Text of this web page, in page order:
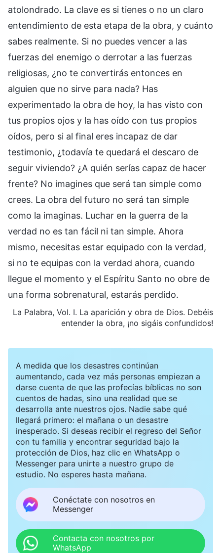
atolondrado. La clave es si tienes o no un claro
entendimiento de esta etapa de la obra, y cuánto
sabes realmente. Si no puedes vencer a las
fuerzas del enemigo o derrotar a las fuerzas
religiosas, ¿no te convertirás entonces en
alguien que no sirve para nada? Has
experimentado la obra de hoy, la has visto con
tus propios ojos y la has oído con tus propios
oídos, pero si al final eres incapaz de dar
testimonio, ¿todavía te quedará el descaro de
seguir viviendo? ¿A quién serías capaz de hacer
frente? No imagines que será tan simple como
crees. La obra del futuro no será tan simple
como la imaginas. Luchar en la guerra de la
verdad no es tan fácil ni tan simple. Ahora
mismo, necesitas estar equipado con la verdad,
si no te equipas con la verdad ahora, cuando
llegue el momento y el Espíritu Santo no obre de
una forma sobrenatural, estarás perdido.
La Palabra, Vol. I. La aparición y obra de Dios. Debéis
entender la obra, ¡no sigáis confundidos!
A medida que los desastres continúan
aumentando, cada vez más personas empiezan a
darse cuenta de que las profecías bíblicas no son
cuentos de hadas, sino una realidad que se
desarrolla ante nuestros ojos. Nadie sabe qué
llegará primero: el mañana o un desastre
inesperado. Si deseas recibir el regreso del Señor
con tu familia y encontrar seguridad bajo la
protección de Dios, haz clic en WhatsApp o
Messenger para unirte a nuestro grupo de
estudio. No esperes hasta mañana.
Conéctate con nosotros en
Messenger
Contacta con nosotros por
WhatsApp